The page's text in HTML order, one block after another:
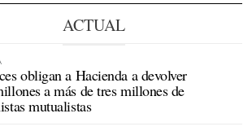
ACTUAL
obligan a Hacienda a devolver
a más de tres millones de
mutualistas